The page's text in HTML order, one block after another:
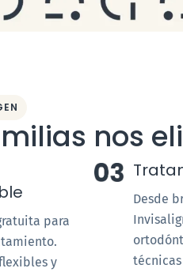
nos
para
y
Desde